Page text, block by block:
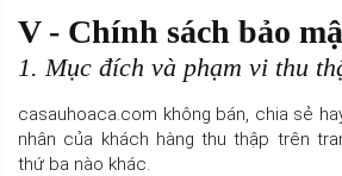
V - Chính sách bảo
1. Mục đích và phạm vi thu
casauhoaca.com không bán, chia sẻ
nhân của khách hàng thu thập trên
thứ ba nào khác.